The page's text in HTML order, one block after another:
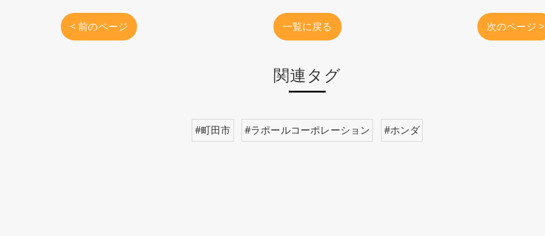
< 前のページ 一覧に戻る 次のページ >
関連タグ
#町田市 #ラポールコーポレーション #ホンダ